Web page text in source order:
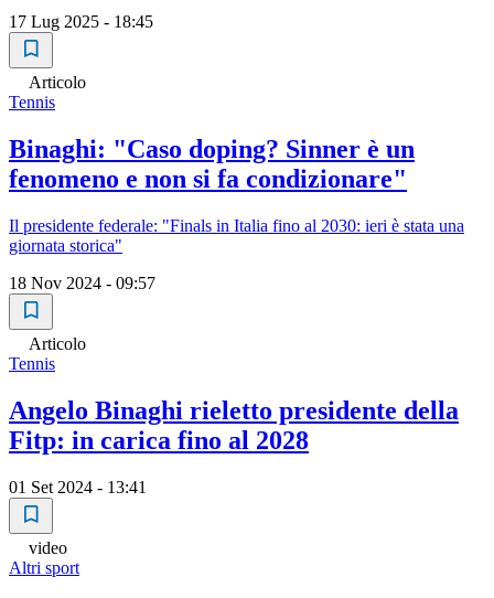
17 Lug 2025 - 18:45
Articolo
Tennis
Binaghi: "Caso doping? Sinner è un
fenomeno e non si fa condizionare"
Il presidente federale: "Finals in Italia fino al 2030: ieri è stata una
giornata storica"
18 Nov 2024 - 09:57
Articolo
Tennis
Angelo Binaghi rieletto presidente della
Fitp: in carica fino al 2028
01 Set 2024 - 13:41
video
Altri sport